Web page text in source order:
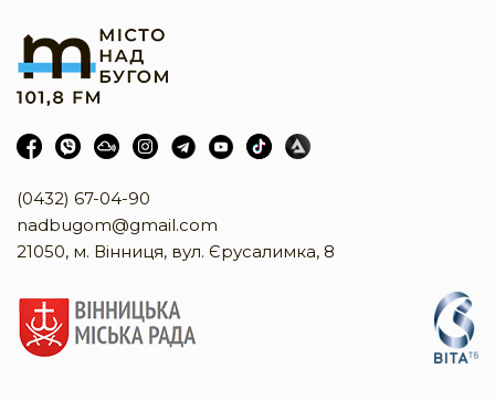
(0432) 67-04-90
nadbugom@gmail.com
21050, м. Вінниця, вул. Єрусалимка, 8